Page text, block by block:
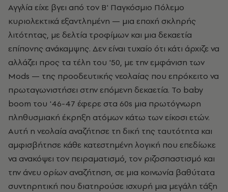
Αγγλία είχε βγει από τον Β' Παγκόσμιο Πόλεμο
κυριολεκτικά εξαντλημένη — μια εποχή σκληρής
λιτότητας, με δελτία τροφίμων και μια δεκαετία
επίπονης ανάκαμψης. Δεν είναι τυχαίο ότι κάτι άρχιζε να
αλλάζει προς τα τέλη του '50, με την εμφάνιση των
Mods — της προοδευτικής νεολαίας που επρόκειτο να
πρωταγωνιστήσει στην επόμενη δεκαετία. Το baby
boom του '46-47 έφερε στα 60s μια πρωτόγνωρη
πληθυσμιακή έκρηξη ατόμων κάτω των είκοσι ετών.
Αυτή η νεολαία αναζήτησε τη δική της ταυτότητα και
αμφισβήτησε κάθε κατεστημένη λογική που επεδίωκε
να ανακόψει τον πειραματισμό, τον ριζοσπαστισμό και
την άνευ ορίων αναζήτηση, σε μια κοινωνία βαθύτατα
συντηρητική που διατηρούσε ισχυρή μια μεγάλη τάξη